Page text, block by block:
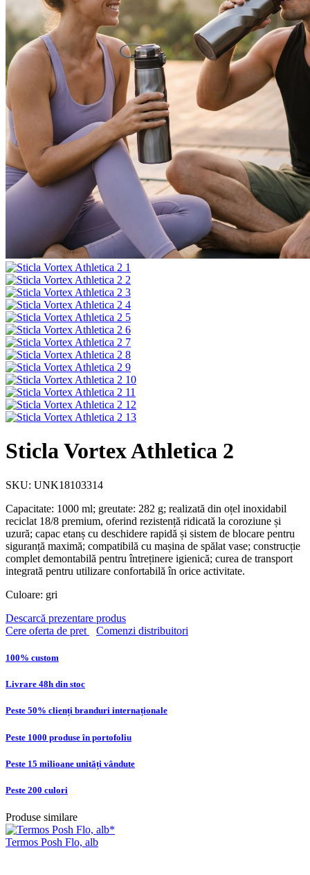
Sticla Vortex Athletica 2
SKU: UNK18103314
Capacitate: 1000 ml; greutate: 282 g; realizată din oțel inoxidabil
reciclat 18/8 premium, oferind rezistență ridicată la coroziune și
uzură; capac etanș cu deschidere rapidă și sistem de blocare pentru
siguranță maximă; compatibilă cu mașina de spălat vase; construcție
complet demontabilă pentru întreținere igienică; curea de transport
integrată pentru utilizare confortabilă în orice activitate.
Culoare: gri
Descarcă prezentare produs
Cere oferta de pret
Comenzi distribuitori
100% custom
Livrare 48h din stoc
Peste 50% clienți branduri internaționale
Peste 1000 produse în portofoliu
Peste 15 milioane unități vândute
Peste 200 culori
Produse similare
Termos Posh Flo, alb